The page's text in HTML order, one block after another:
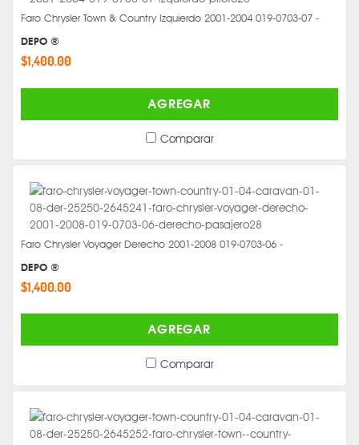
Faro Chrysler Town & Country Izquierdo 2001-2004 019-0703-07 -
DEPO ®
$1,400.00
AGREGAR
Comparar
Faro Chrysler Voyager Derecho 2001-2008 019-0703-06 -
DEPO ®
$1,400.00
AGREGAR
Comparar